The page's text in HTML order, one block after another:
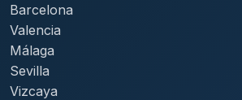
Barcelona
Valencia
Málaga
Sevilla
Vizcaya